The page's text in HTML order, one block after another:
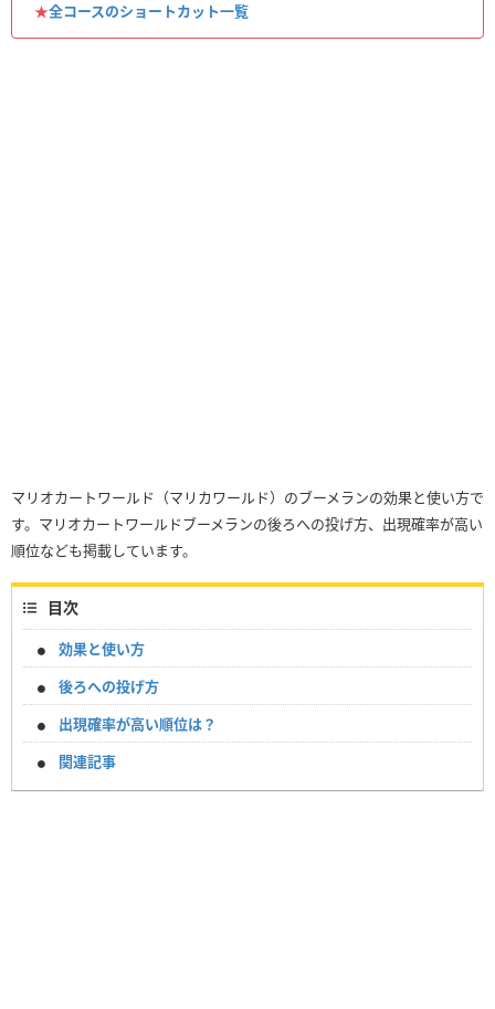
★全コースのショートカット一覧
マリオカートワールド（マリカワールド）のブーメランの効果と使い方で
す。マリオカートワールドブーメランの後ろへの投げ方、出現確率が高い
順位なども掲載しています。
目次
効果と使い方
後ろへの投げ方
出現確率が高い順位は？
関連記事